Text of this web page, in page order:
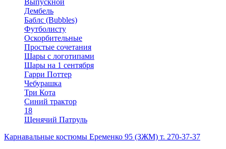
Выпускной
Дембель
Баблс (Bubbles)
Футболисту
Оскорбительные
Простые сочетания
Шары с логотипами
Шары на 1 сентября
Гарри Поттер
Чебурашка
Три Кота
Синий трактор
18
Щенячий Патруль
Карнавальные костюмы Еременко 95 (ЗЖМ) т. 270-37-37